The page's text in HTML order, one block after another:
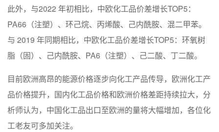
此外，与2022 年初相比，中欧化工品价差增长TOP5：
PA66（注塑）、环己烷、丙烯酸、己内酰胺、混二甲苯。
与 2019 年同期相比，中欧化工品价差增长TOP5：环氧树
脂（固）、己内酰胺、PA6（注塑）、己二酸、丁二酸。
目前欧洲高昂的能源价格逐步向化工产品传导，欧洲化工产
品价格提升，国内化工品价格和欧洲价格差距持续拉大，分
析师认为，中国化工品出口至欧洲的量将大幅增加，各位化
工老友可多加关注。